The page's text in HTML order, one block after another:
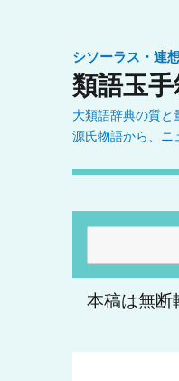
シソーラス・連
類語玉
大類語辞典の質と
源氏物語から、ニ
索:
本稿は無断